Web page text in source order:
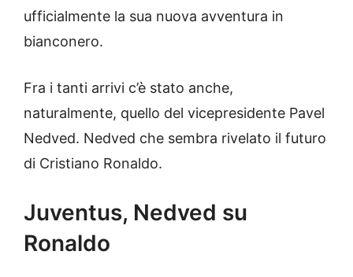
ufficialmente la sua nuova avventura in
bianconero.
Fra i tanti arrivi c’è stato anche,
naturalmente, quello del vicepresidente Pavel
Nedved. Nedved che sembra rivelato il futuro
di Cristiano Ronaldo.
Juventus, Nedved su
Ronaldo